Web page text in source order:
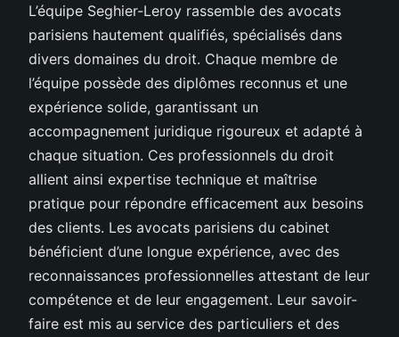
L’équipe Seghier-Leroy rassemble des avocats
parisiens hautement qualifiés, spécialisés dans
divers domaines du droit. Chaque membre de
l’équipe possède des diplômes reconnus et une
expérience solide, garantissant un
accompagnement juridique rigoureux et adapté à
chaque situation. Ces professionnels du droit
allient ainsi expertise technique et maîtrise
pratique pour répondre efficacement aux besoins
des clients. Les avocats parisiens du cabinet
bénéficient d’une longue expérience, avec des
reconnaissances professionnelles attestant de leur
compétence et de leur engagement. Leur savoir-
faire est mis au service des particuliers et des